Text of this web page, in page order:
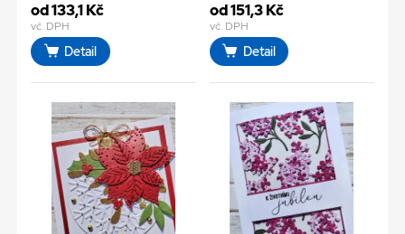
od 133,1 Kč
vč. DPH
Detail
od 151,3 Kč
vč. DPH
Detail